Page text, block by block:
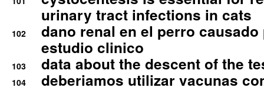
urinary tract infections in cats
102
dano renal en el perro
estudio clinico
103 data about the descent of the
104
deberiamos utilizar vacunas